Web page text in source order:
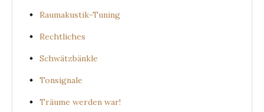
Raumakustik-Tuning
Rechtliches
Schwätzbänkle
Tonsignale
Träume werden war!